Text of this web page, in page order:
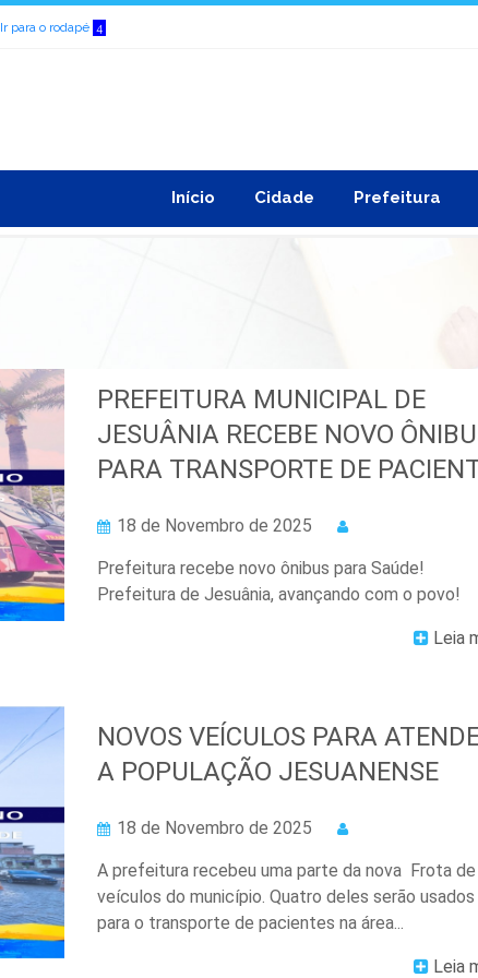
Ir para o rodapé 4
Início Cidade Prefeitura
PREFEITURA MUNICIPAL DE
JESUÂNIA RECEBE NOVO
PARA TRANSPORTE DE
18 de Novembro de 2025
Prefeitura recebe novo ônibus para Saúde!
Prefeitura de Jesuânia, avançando com o povo!
Leia
NOVOS VEÍCULOS PARA
A POPULAÇÃO JESUANENSE
18 de Novembro de 2025
A prefeitura recebeu uma parte da nova Frota de
veículos do município. Quatro deles serão usados
para o transporte de pacientes na área...
Leia